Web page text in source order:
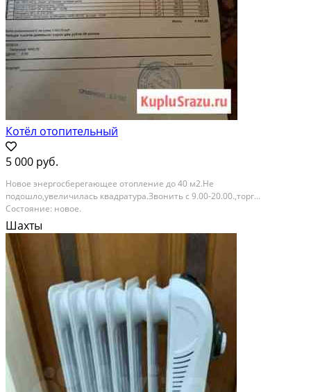
Котёл отопительный
5 000 руб.
Новое энергосберегающее отопление до 40 м2.Не
подошло,увеличилась квадратура.Звонить с 9.00-20.00.,торг...
Состояние: новое.
Шахты